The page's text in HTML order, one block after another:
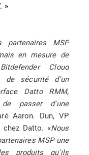
»
partenaires MSP
en mesure de
Cloud
de sécurité d'un
Datto RMM,
passer d'une
Aaron. Dun, VP
Datto. «Nous
MSP une
produits qu'ils